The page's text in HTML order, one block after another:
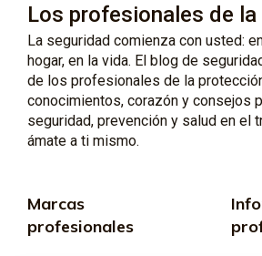
Los profesionales de
La seguridad comienza con usted:
hogar, en la vida. El blog de
de los profesionales de la
conocimientos, corazón y consejos
seguridad, prevención y salud en el
ámate a ti mismo.
Marcas
profesionales